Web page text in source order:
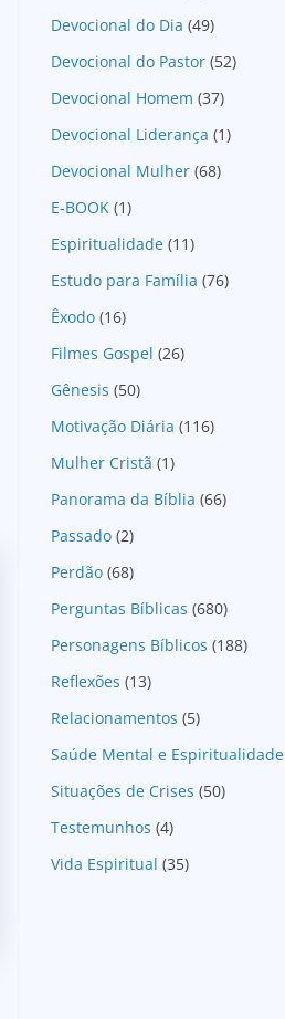
Devocional do Dia (49)
Devocional do Pastor (52)
Devocional Homem (37)
Devocional Liderança (1)
Devocional Mulher (68)
E-BOOK (1)
Espiritualidade (11)
Estudo para Família (76)
Êxodo (16)
Filmes Gospel (26)
Gênesis (50)
Motivação Diária (116)
Mulher Cristã (1)
Panorama da Bíblia (66)
Passado (2)
Perdão (68)
Perguntas Bíblicas (680)
Personagens Bíblicos (188)
Reflexões (13)
Relacionamentos (5)
Saúde Mental e Espiritualidade
Situações de Crises (50)
Testemunhos (4)
Vida Espiritual (35)